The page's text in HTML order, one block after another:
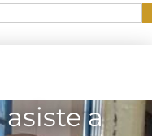
asiste a